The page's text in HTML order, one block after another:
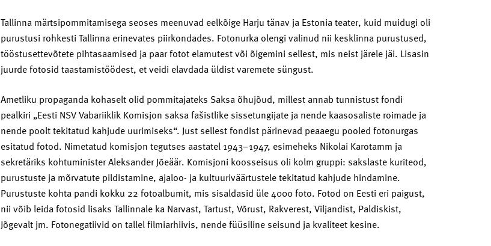
Tallinna märtsipommitamisega seoses meenuvad eelkõige Harju tänav ja Estonia teater, kuid muidugi oli
purustusi rohkesti Tallinna erinevates piirkondades. Fotonurka olengi valinud nii kesklinna purustused,
tööstusettevõtete pihtasaamised ja paar fotot elamutest või õigemini sellest, mis neist järele jäi. Lisasin
juurde fotosid taastamistöödest, et veidi elavdada üldist varemete süngust.
Ametliku propaganda kohaselt olid pommitajateks Saksa õhujõud, millest annab tunnistust fondi
pealkiri „Eesti NSV Vabariiklik Komisjon saksa fašistlike sissetungijate ja nende kaasosaliste roimade ja
nende poolt tekitatud kahjude uurimiseks“. Just sellest fondist pärinevad peaaegu pooled fotonurgas
esitatud fotod. Nimetatud komisjon tegutses aastatel 1943–1947, esimeheks Nikolai Karotamm ja
sekretäriks kohtuminister Aleksander Jõeäär. Komisjoni koosseisus oli kolm gruppi: sakslaste kuriteod,
purustuste ja mõrvatute pildistamine, ajaloo- ja kultuuriväärtustele tekitatud kahjude hindamine.
Purustuste kohta pandi kokku 22 fotoalbumit, mis sisaldasid üle 4000 foto. Fotod on Eesti eri paigust,
nii võib leida fotosid lisaks Tallinnale ka Narvast, Tartust, Võrust, Rakverest, Viljandist, Paldiskist,
Jõgevalt jm. Fotonegatiivid on tallel filmiarhiivis, nende füüsiline seisund ja kvaliteet kesine.